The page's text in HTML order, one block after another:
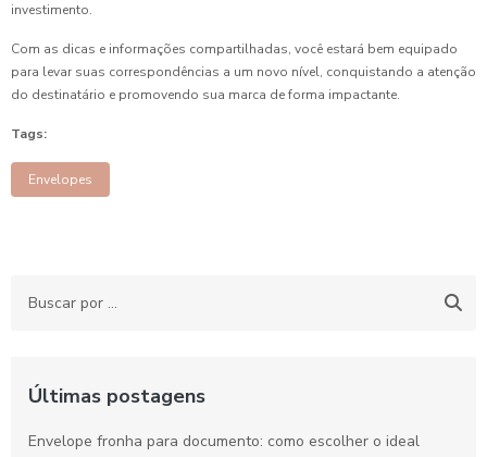
investimento.
Com as dicas e informações compartilhadas, você estará bem equipado
para levar suas correspondências a um novo nível, conquistando a atenção
do destinatário e promovendo sua marca de forma impactante.
Tags:
Envelopes
Últimas postagens
Envelope fronha para documento: como escolher o ideal